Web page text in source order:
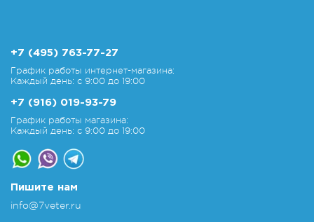
+7 (495) 763-77-27
График работы интернет-магазина:
Каждый день: с 9:00 до 19:00
+7 (916) 019-93-79
График работы магазина:
Каждый день: с 9:00 до 19:00
Пишите нам
info@7veter.ru